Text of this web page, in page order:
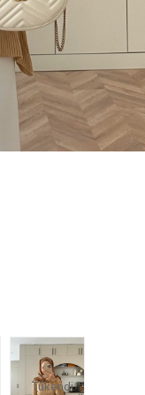
Tükendi